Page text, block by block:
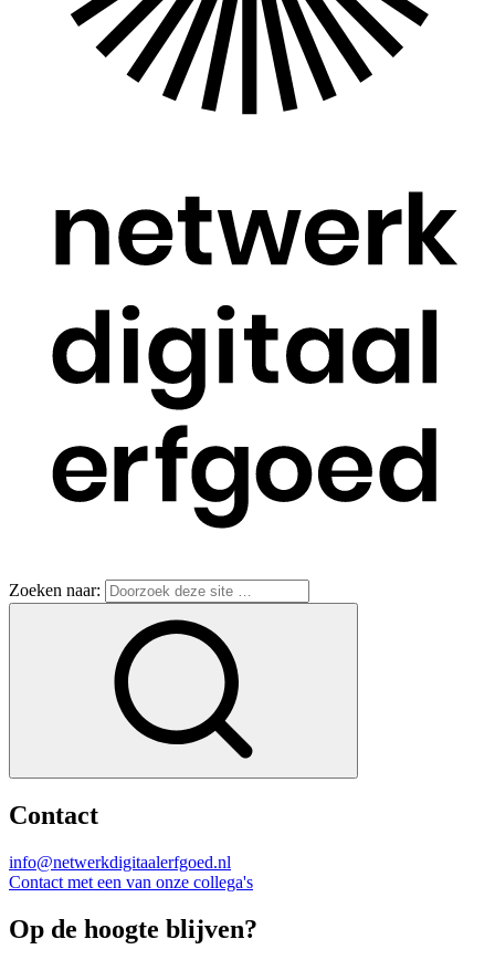
Zoeken naar:
Contact
info@netwerkdigitaalerfgoed.nl
Contact met een van onze collega's
Op de hoogte blijven?